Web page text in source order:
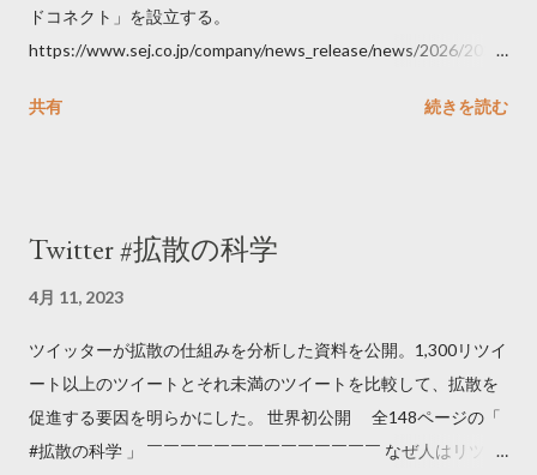
ドコネクト」を設立する。
https://www.sej.co.jp/company/news_release/news/2026/2026
共有
続きを読む
Twitter #拡散の科学
4月 11, 2023
ツイッターが拡散の仕組みを分析した資料を公開。1,300リツイ
ート以上のツイートとそれ未満のツイートを比較して、拡散を
促進する要因を明らかにした。 世界初公開 全148ページの「
#拡散の科学 」 ￣￣￣￣￣￣￣￣￣￣￣￣￣￣ なぜ人はリツイ